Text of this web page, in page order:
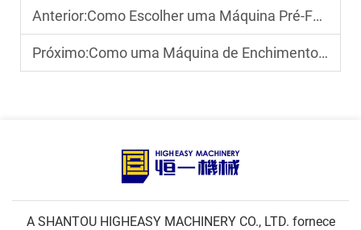
Anterior:Como Escolher uma Máquina Pré-Fabricada de Enchimento e Vedação de Sacos com Bom Serviço Pós-Venda?
Próximo:Como uma Máquina de Enchimento e Vedação de Sacos com Bico Garante a Segurança da Vedação?
A SHANTOU HIGHEASY MACHINERY CO., LTD. fornece